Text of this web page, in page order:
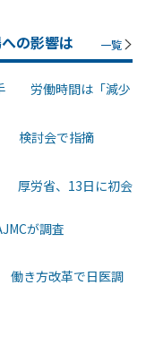
の影響は 一覧
手 労働時間は「減少
検討会で指摘
厚労省、13日に初会
が調査
き方改革で日医調